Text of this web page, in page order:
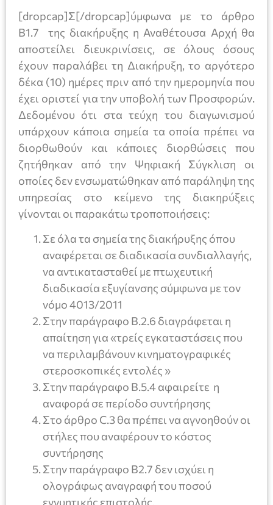
[dropcap]Σ[/dropcap]ύμφωνα με το άρθρο
Β1.7 της διακήρυξης η Αναθέτουσα Αρχή θα
αποστείλει διευκρινίσεις, σε όλους όσους
έχουν παραλάβει τη Διακήρυξη, το αργότερο
δέκα (10) ημέρες πριν από την ημερομηνία που
έχει οριστεί για την υποβολή των Προσφορών.
Δεδομένου ότι στα τεύχη του διαγωνισμού
υπάρχουν κάποια σημεία τα οποία πρέπει να
διορθωθούν και κάποιες διορθώσεις που
ζητήθηκαν από την Ψηφιακή Σύγκλιση οι
οποίες δεν ενσωματώθηκαν από παράληψη της
υπηρεσίας στο κείμενο της διακηρύξεις
γίνονται οι παρακάτω τροποποιήσεις:
Σε όλα τα σημεία της διακήρυξης όπου
αναφέρεται σε διαδικασία συνδιαλλαγής,
να αντικατασταθεί με πτωχευτική
διαδικασία εξυγίανσης σύμφωνα με τον
νόμο 4013/2011
Στην παράγραφο Β.2.6 διαγράφεται η
απαίτηση για «τρείς εγκαταστάσεις που
να περιλαμβάνουν κινηματογραφικές
στεροσκοπικές εντολές »
Στην παράγραφο Β.5.4 αφαιρείτε η
αναφορά σε περίοδο συντήρησης
Στο άρθρο C.3 θα πρέπει να αγνοηθούν οι
στήλες που αναφέρουν το κόστος
συντήρησης
Στην παράγραφο Β2.7 δεν ισχύει η
ολογράφως αναγραφή του ποσού
εγγυητικής επιστολής.